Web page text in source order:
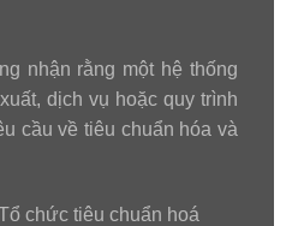
nhận rằng một hệ thống
dịch vụ hoặc quy trình
cầu về tiêu chuẩn hóa và
chức tiêu chuẩn hoá